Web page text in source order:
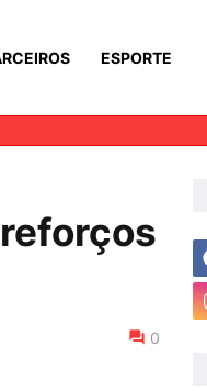
ESPORTE
0